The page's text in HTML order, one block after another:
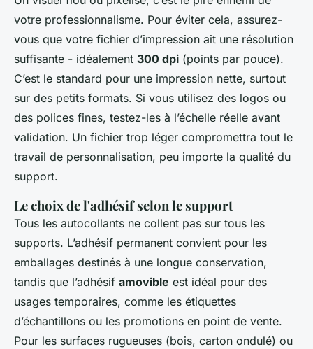
votre professionnalisme. Pour éviter cela, assurez-
vous que votre fichier d’impression ait une résolution
suffisante - idéalement 300 dpi (points par pouce).
C’est le standard pour une impression nette, surtout
sur des petits formats. Si vous utilisez des logos ou
des polices fines, testez-les à l’échelle réelle avant
validation. Un fichier trop léger compromettra tout le
travail de personnalisation, peu importe la qualité du
support.
Le choix de l'adhésif selon le support
Tous les autocollants ne collent pas sur tous les
supports. L’adhésif permanent convient pour les
emballages destinés à une longue conservation,
tandis que l’adhésif amovible est idéal pour des
usages temporaires, comme les étiquettes
d’échantillons ou les promotions en point de vente.
Pour les surfaces rugueuses (bois, carton ondulé) ou